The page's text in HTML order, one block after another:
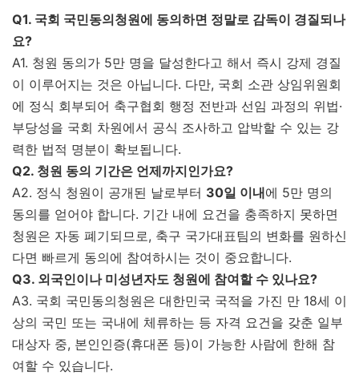
Q1. 국회 국민동의청원에 동의하면 정말로 감독이 경질되나
요?
A1. 청원 동의가 5만 명을 달성한다고 해서 즉시 강제 경질
이 이루어지는 것은 아닙니다. 다만, 국회 소관 상임위원회
에 정식 회부되어 축구협회 행정 전반과 선임 과정의 위법·
부당성을 국회 차원에서 공식 조사하고 압박할 수 있는 강
력한 법적 명분이 확보됩니다.
Q2. 청원 동의 기간은 언제까지인가요?
A2. 정식 청원이 공개된 날로부터 30일 이내에 5만 명의
동의를 얻어야 합니다. 기간 내에 요건을 충족하지 못하면
청원은 자동 폐기되므로, 축구 국가대표팀의 변화를 원하신
다면 빠르게 동의에 참여하시는 것이 중요합니다.
Q3. 외국인이나 미성년자도 청원에 참여할 수 있나요?
A3. 국회 국민동의청원은 대한민국 국적을 가진 만 18세 이
상의 국민 또는 국내에 체류하는 등 자격 요건을 갖춘 일부
대상자 중, 본인인증(휴대폰 등)이 가능한 사람에 한해 참
여할 수 있습니다.